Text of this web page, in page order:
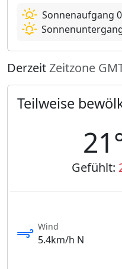
Sonnenaufgang
DerzeitZeitzone
Teilweise
Gefühlt:
Wind
5.4km/h N